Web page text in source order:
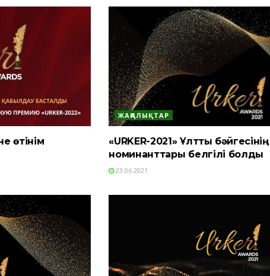
өтінім
ЖАҢАЛЫҚТАР
«URKER-2021» Ұлттық бәйгесінің
номинанттары белгілі болды
23.06.2021